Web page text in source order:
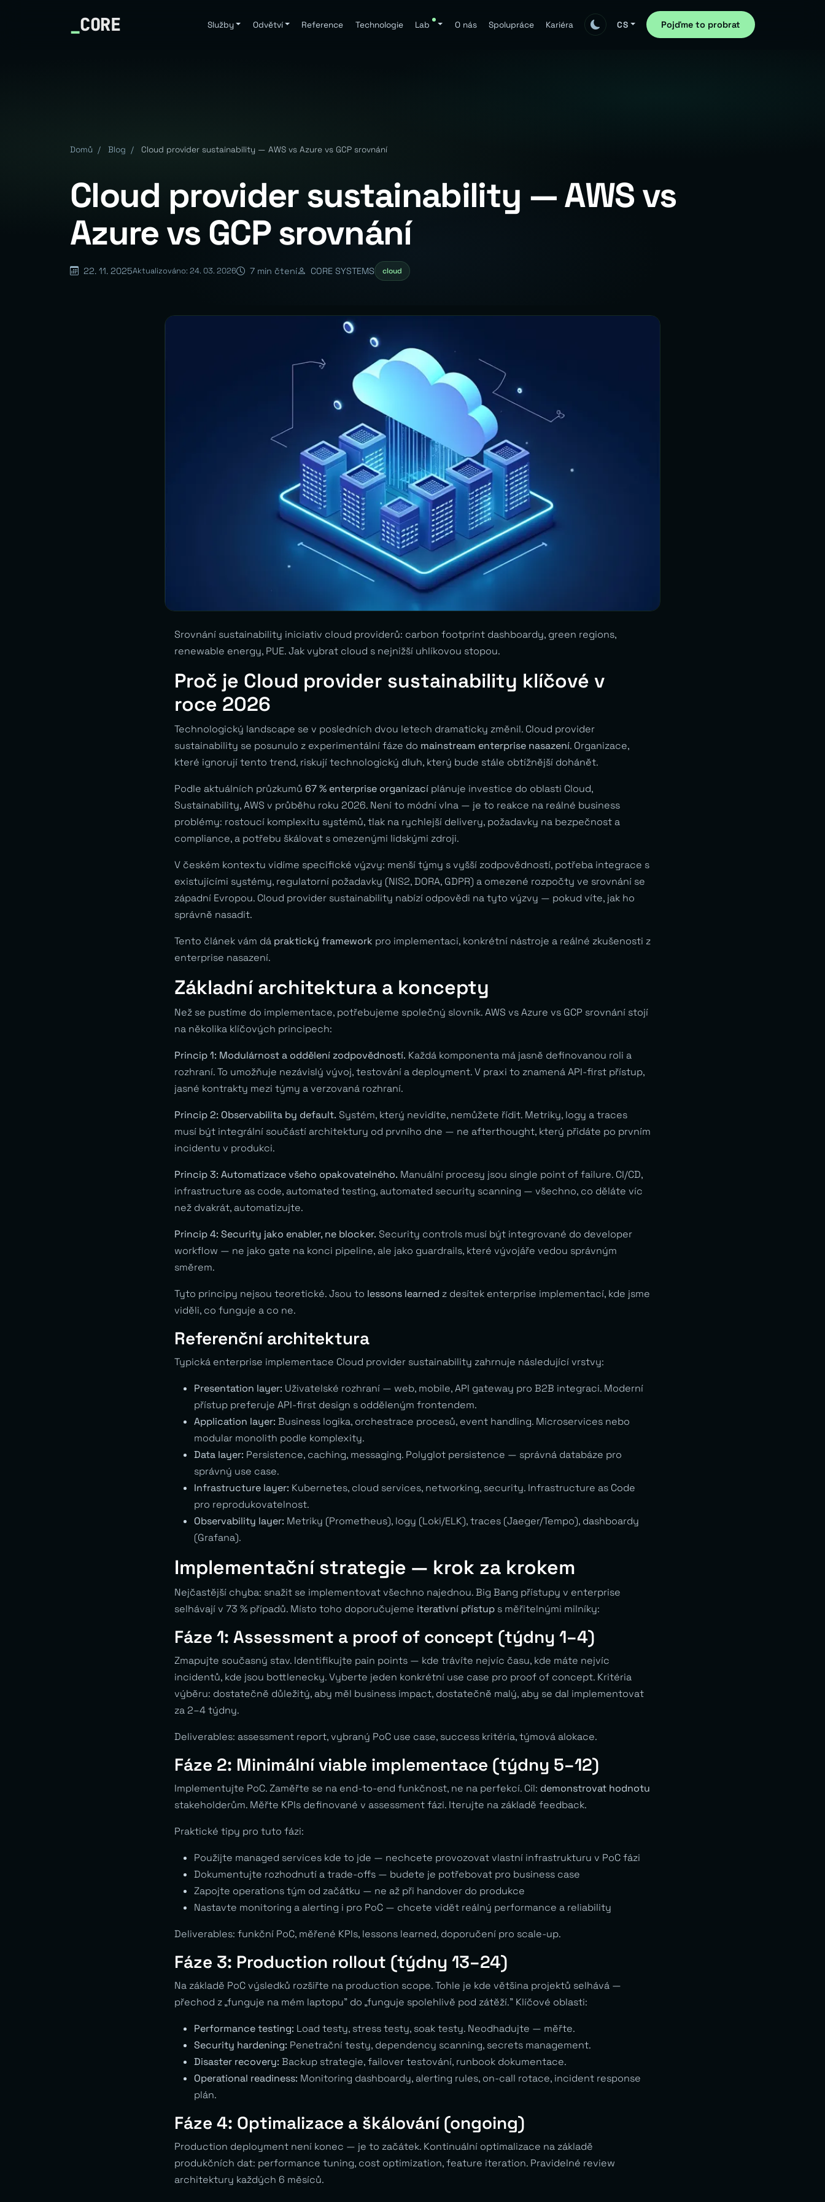
_CORE Služby Odvětví Reference Technologie Lab O nás Spolupráce Kariéra CS Pojďme to probrat
Domů / Blog / Cloud provider sustainability — AWS vs Azure vs GCP srovnání
Cloud provider sustainability — AWS vs
Azure vs GCP srovnání
22. 11. 2025Aktualizováno: 24. 03. 2026 7 min čtení CORE SYSTEMS cloud
Srovnání sustainability iniciativ cloud providerů: carbon footprint dashboardy, green regions,
renewable energy, PUE. Jak vybrat cloud s nejnižší uhlíkovou stopou.
Proč je Cloud provider sustainability klíčové v
roce 2026
Technologický landscape se v posledních dvou letech dramaticky změnil. Cloud provider
sustainability se posunulo z experimentální fáze do mainstream enterprise nasazení. Organizace,
které ignorují tento trend, riskují technologický dluh, který bude stále obtížnější dohánět.
Podle aktuálních průzkumů 67 % enterprise organizací plánuje investice do oblasti Cloud,
Sustainability, AWS v průběhu roku 2026. Není to módní vlna — je to reakce na reálné business
problémy: rostoucí komplexitu systémů, tlak na rychlejší delivery, požadavky na bezpečnost a
compliance, a potřebu škálovat s omezenými lidskými zdroji.
V českém kontextu vidíme specifické výzvy: menší týmy s vyšší zodpovědností, potřeba integrace s
existujícími systémy, regulatorní požadavky (NIS2, DORA, GDPR) a omezené rozpočty ve srovnání se
západní Evropou. Cloud provider sustainability nabízí odpovědi na tyto výzvy — pokud víte, jak ho
správně nasadit.
Tento článek vám dá praktický framework pro implementaci, konkrétní nástroje a reálné zkušenosti z
enterprise nasazení.
Základní architektura a koncepty
Než se pustíme do implementace, potřebujeme společný slovník. AWS vs Azure vs GCP srovnání stojí
na několika klíčových principech:
Princip 1: Modulárnost a oddělení zodpovědností. Každá komponenta má jasně definovanou roli a
rozhraní. To umožňuje nezávislý vývoj, testování a deployment. V praxi to znamená API-first přístup,
jasné kontrakty mezi týmy a verzovaná rozhraní.
Princip 2: Observabilita by default. Systém, který nevidíte, nemůžete řídit. Metriky, logy a traces
musí být integrální součástí architektury od prvního dne — ne afterthought, který přidáte po prvním
incidentu v produkci.
Princip 3: Automatizace všeho opakovatelného. Manuální procesy jsou single point of failure. CI/CD,
infrastructure as code, automated testing, automated security scanning — všechno, co děláte víc
než dvakrát, automatizujte.
Princip 4: Security jako enabler, ne blocker. Security controls musí být integrované do developer
workflow — ne jako gate na konci pipeline, ale jako guardrails, které vývojáře vedou správným
směrem.
Tyto principy nejsou teoretické. Jsou to lessons learned z desítek enterprise implementací, kde jsme
viděli, co funguje a co ne.
Referenční architektura
Typická enterprise implementace Cloud provider sustainability zahrnuje následující vrstvy:
Presentation layer: Uživatelské rozhraní — web, mobile, API gateway pro B2B integraci. Moderní
přístup preferuje API-first design s odděleným frontendem.
Application layer: Business logika, orchestrace procesů, event handling. Microservices nebo
modular monolith podle komplexity.
Data layer: Persistence, caching, messaging. Polyglot persistence — správná databáze pro
správný use case.
Infrastructure layer: Kubernetes, cloud services, networking, security. Infrastructure as Code
pro reprodukovatelnost.
Observability layer: Metriky (Prometheus), logy (Loki/ELK), traces (Jaeger/Tempo), dashboardy
(Grafana).
Implementační strategie — krok za krokem
Nejčastější chyba: snažit se implementovat všechno najednou. Big Bang přístupy v enterprise
selhávají v 73 % případů. Místo toho doporučujeme iterativní přístup s měřitelnými milníky:
Fáze 1: Assessment a proof of concept (týdny 1–4)
Zmapujte současný stav. Identifikujte pain points — kde trávíte nejvíc času, kde máte nejvíc
incidentů, kde jsou bottlenecky. Vyberte jeden konkrétní use case pro proof of concept. Kritéria
výběru: dostatečně důležitý, aby měl business impact, dostatečně malý, aby se dal implementovat
za 2–4 týdny.
Deliverables: assessment report, vybraný PoC use case, success kritéria, týmová alokace.
Fáze 2: Minimální viable implementace (týdny 5–12)
Implementujte PoC. Zaměřte se na end-to-end funkčnost, ne na perfekcí. Cíl: demonstrovat hodnotu
stakeholderům. Měřte KPIs definované v assessment fázi. Iterujte na základě feedback.
Praktické tipy pro tuto fázi:
Použijte managed services kde to jde — nechcete provozovat vlastní infrastrukturu v PoC fázi
Dokumentujte rozhodnutí a trade-offs — budete je potřebovat pro business case
Zapojte operations tým od začátku — ne až při handover do produkce
Nastavte monitoring a alerting i pro PoC — chcete vidět reálný performance a reliability
Deliverables: funkční PoC, měřené KPIs, lessons learned, doporučení pro scale-up.
Fáze 3: Production rollout (týdny 13–24)
Na základě PoC výsledků rozšiřte na production scope. Tohle je kde většina projektů selhává —
přechod z „funguje na mém laptopu” do „funguje spolehlivě pod zátěží.” Klíčové oblasti:
Performance testing: Load testy, stress testy, soak testy. Neodhadujte — měřte.
Security hardening: Penetrační testy, dependency scanning, secrets management.
Disaster recovery: Backup strategie, failover testování, runbook dokumentace.
Operational readiness: Monitoring dashboardy, alerting rules, on-call rotace, incident response
plán.
Fáze 4: Optimalizace a škálování (ongoing)
Production deployment není konec — je to začátek. Kontinuální optimalizace na základě
produkčních dat: performance tuning, cost optimization, feature iteration. Pravidelné review
architektury každých 6 měsíců.